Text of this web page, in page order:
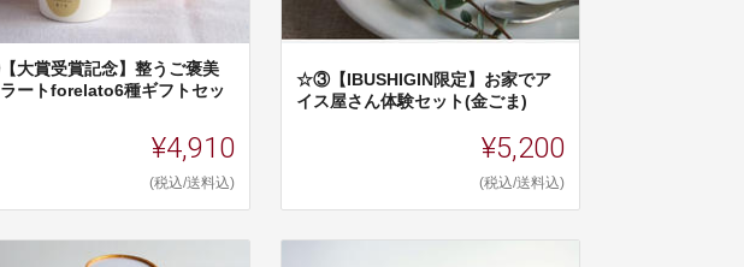
大賞受賞記念】整うご褒美
ートforelato6種ギフトセッ
¥4,910
(税込/送料込)
☆③【IBUSHIGIN限定】お家でア
イス屋さん体験セット(金ごま)
¥5,200
(税込/送料込)